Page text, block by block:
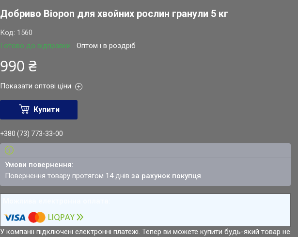
Добриво Biopon для хвойних рослин гранули 5 кг
Готово до відправки Оптом і в роздріб
Код: 1560
990 ₴
Показати оптові ціни
Купити
+380 (73) 773-33-00
повернення товару протягом 14 днівза рахунок покупця
У компанії підключені електронні платежі. Тепер ви можете купити будь-який товар не